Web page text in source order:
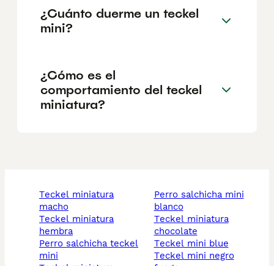
¿Cuánto duerme un teckel
mini?
¿Cómo es el
comportamiento del teckel
miniatura?
teckel miniatura
macho
teckel miniatura
hembra
perro salchicha teckel
mini
perro salchicha mini
blanco
teckel miniatura
chocolate
teckel mini blue
teckel mini negro